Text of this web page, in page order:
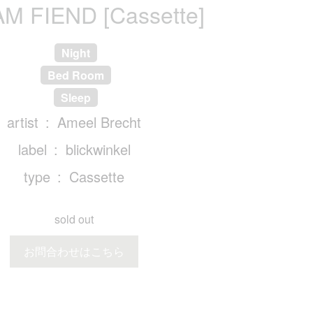
FIEND [Cassette]
Night
Bed Room
Sleep
artist
Ameel Brecht
label
blickwinkel
type
Cassette
sold out
お問合わせはこちら